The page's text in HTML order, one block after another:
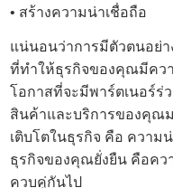
• สร้างความน่าเชื่อถือ
แน่นอนว่าการมีตัวตนอย่า
ที่ทำให้ธุรกิจของคุณมีคว
โอกาสที่จะมีพาร์ตเนอร์ร่
สินค้าและบริการของคุณ
เติบโตในธุรกิจ คือ ความ
ธุรกิจของคุณยั่งยืน คือคว
ควบคู่กันไป